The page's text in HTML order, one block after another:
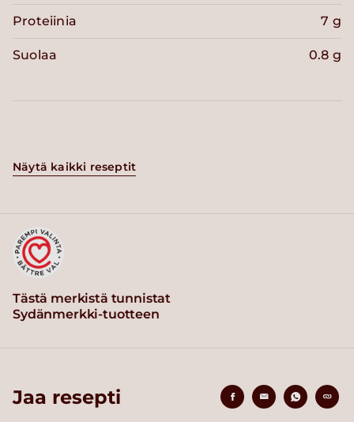
Proteiinia 7 g
Suolaa 0.8 g
Näytä kaikki reseptit
Tästä merkistä tunnistat
Sydänmerkki-tuotteen
Jaa resepti